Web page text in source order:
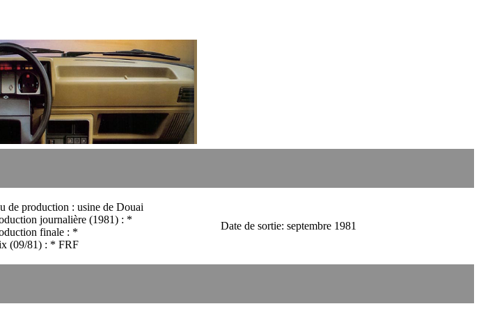
de production : usine de Douai
journalière (1981) : *
finale : *
(09/81) : * FRF
Date de sortie: septembre 1981